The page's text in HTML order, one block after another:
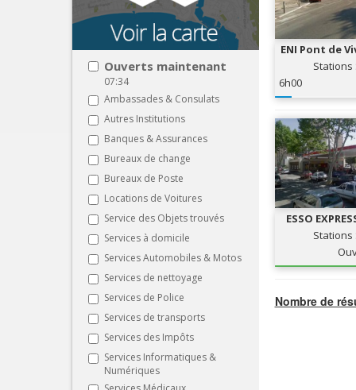
Ouverts maintenant
07:34
Ambassades & Consulats
Autres Institutions
Banques & Assurances
Bureaux de change
Bureaux de Poste
Locations de Voitures
Service des Objets trouvés
Services à domicile
Services Automobiles & Motos
Services de nettoyage
Services de Police
Services de transports
Services des Impôts
Services Informatiques &
Numériques
ENI Pont de
Stations
6h00
ESSO
Stations
Nombre de